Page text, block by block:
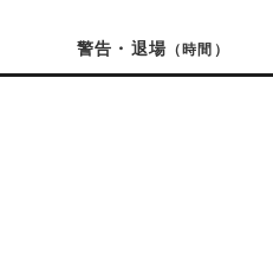
警告・退場 （時間）